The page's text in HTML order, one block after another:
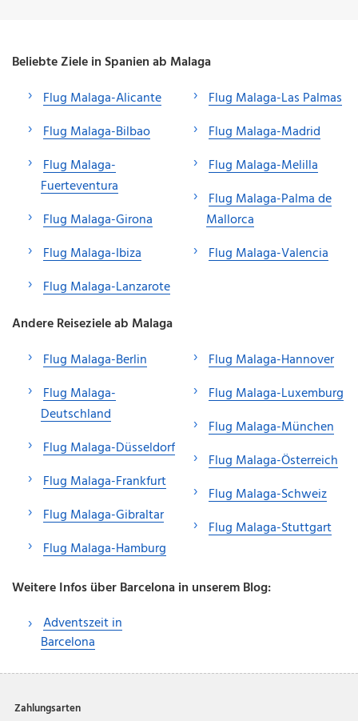
Beliebte Ziele in Spanien ab Malaga
Flug Malaga-Alicante
Flug Malaga-Bilbao
Flug Malaga-
Fuerteventura
Flug Malaga-Girona
Flug Malaga-Ibiza
Flug Malaga-Lanzarote
Flug Malaga-Las Palmas
Flug Malaga-Madrid
Flug Malaga-Melilla
Flug Malaga-Palma de
Mallorca
Flug Malaga-Valencia
Andere Reiseziele ab Malaga
Flug Malaga-Berlin
Flug Malaga-
Deutschland
Flug Malaga-Düsseldorf
Flug Malaga-Frankfurt
Flug Malaga-Gibraltar
Flug Malaga-Hamburg
Flug Malaga-Hannover
Flug Malaga-Luxemburg
Flug Malaga-München
Flug Malaga-Österreich
Flug Malaga-Schweiz
Flug Malaga-Stuttgart
Weitere Infos über Barcelona in unserem Blog:
Adventszeit in
Barcelona